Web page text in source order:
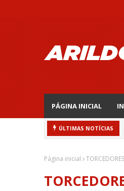
PÁGINA INICIAL
ÚLTIMAS NOTÍCIAS
Página inicial